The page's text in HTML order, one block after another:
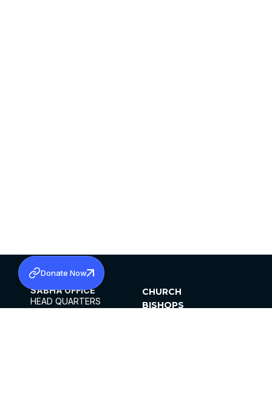
SABHA OFFICE
HEAD QUARTERS
CHURCH
BISHOPS
Donate Now